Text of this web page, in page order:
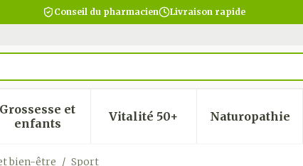
Conseil du pharmacien Livraison rapide
Beauté, soins et hygiène
menu pour la catégorie Régime,
Grossesse et
enfantsAfficher le sous-menu pour la catégorie
Vitalité 50+Afficher le sous-menu
Naturopathie
Afficher
bien-être / Sport